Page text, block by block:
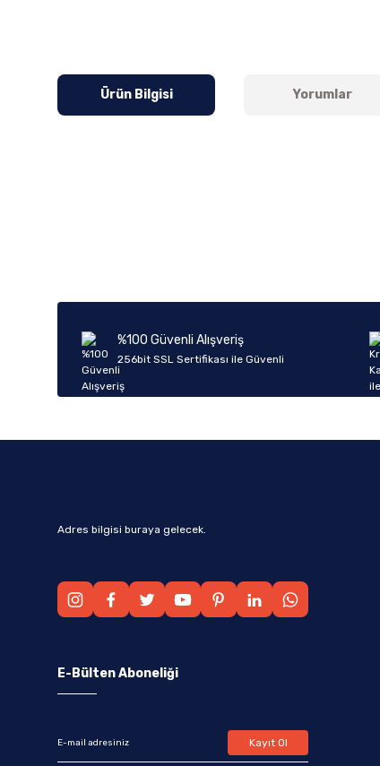
Ürün Bilgisi Yorumlar
Ürün fiyatı diğer sitelerden daha pahalı.
Bu ürüne benzer farklı alternatifler olmalı.
%100 Güvenli Alışveriş
256bit SSL Sertifikası ile Güvenli
Adres bilgisi buraya gelecek.
E-Bülten Aboneliği
Kayıt Ol